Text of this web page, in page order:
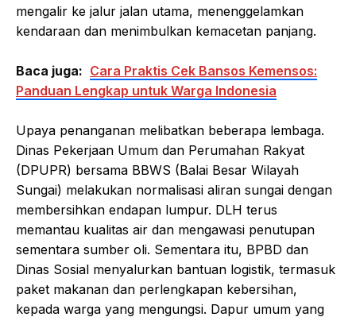
mengalir ke jalur jalan utama, menenggelamkan
kendaraan dan menimbulkan kemacetan panjang.
Baca juga: Cara Praktis Cek Bansos Kemensos:
Panduan Lengkap untuk Warga Indonesia
Upaya penanganan melibatkan beberapa lembaga.
Dinas Pekerjaan Umum dan Perumahan Rakyat
(DPUPR) bersama BBWS (Balai Besar Wilayah
Sungai) melakukan normalisasi aliran sungai dengan
membersihkan endapan lumpur. DLH terus
memantau kualitas air dan mengawasi penutupan
sementara sumber oli. Sementara itu, BPBD dan
Dinas Sosial menyalurkan bantuan logistik, termasuk
paket makanan dan perlengkapan kebersihan,
kepada warga yang mengungsi. Dapur umum yang